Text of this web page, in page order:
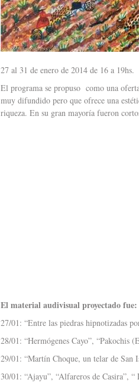
27 al 31 de enero de 2014 de 16 a
El programa se propuso como una
muy difundido pero que ofrece una
riqueza. En su gran mayoría fueron
El material audivisual proyectado fue:
27/01: “Entre las piedras hipnotizadas
28/01: “Hermógenes Cayo”, “Pakochis
29/01: “Martín Choque, un telar de San
30/01: “Ajayu”, “Alfareros de Casira”, “